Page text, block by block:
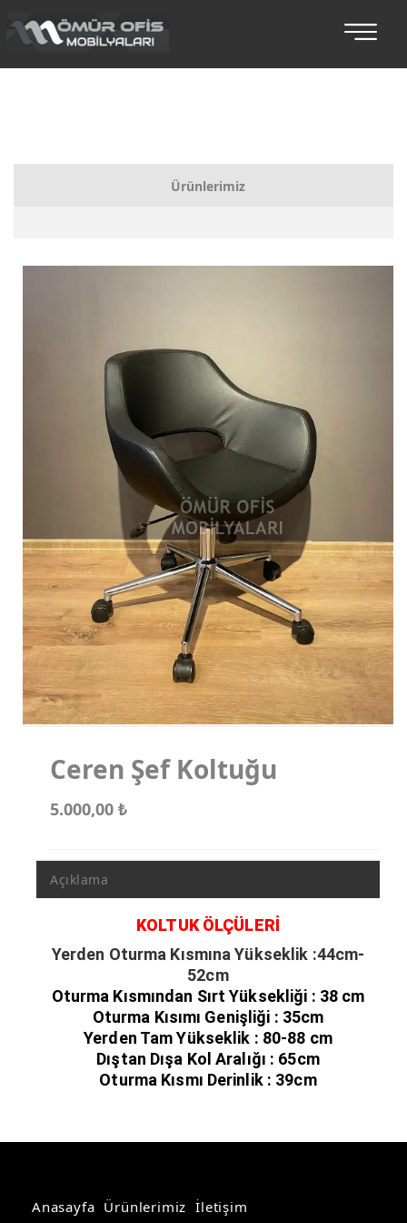
Ürünlerimiz
Koltuklu Makam Setleri
Oturma Grupları
Koltuk Takımları
Makam Koltukları
Misafir Koltukları
Ceren Şef Koltuğu
5.000,00 ₺
Açıklama
KOLTUK ÖLÇÜLERİ
Yerden Oturma Kısmına Yükseklik :44cm-
52cm
Oturma Kısmından Sırt Yüksekliği : 38 cm
Oturma Kısımı Genişliği : 35cm
Yerden Tam Yükseklik : 80-88 cm
Dıştan Dışa Kol Aralığı : 65cm
Oturma Kısmı Derinlik : 39cm
Anasayfa Ürünlerimiz İletişim